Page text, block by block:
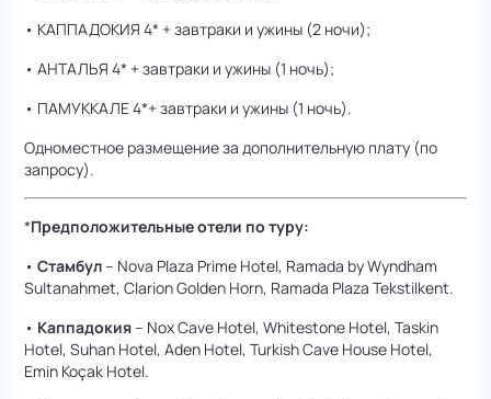
• КАППАДОКИЯ 4* + завтраки и ужины (2 ночи);
• АНТАЛЬЯ 4* + завтраки и ужины (1 ночь);
• ПАМУККАЛЕ 4*+ завтраки и ужины (1 ночь).
Одноместное размещение за дополнительную плату (по
запросу).
*Предположительные отели по туру:
• Стамбул– Nova Plaza Prime Hotel, Ramada by Wyndham
Sultanahmet, Clarion Golden Horn, Ramada Plaza Tekstilkent.
• Каппадокия– Nox Cave Hotel, Whitestone Hotel, Taskin
Hotel, Suhan Hotel, Aden Hotel, Turkish Cave House Hotel,
Emin Koçak Hotel.